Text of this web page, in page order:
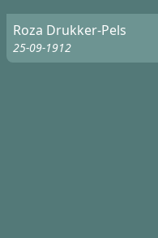
Roza Drukker-Pels
25-09-1912